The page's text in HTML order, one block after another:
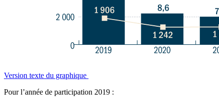
Version texte du graphique
Pour l’année de participation 2019 :